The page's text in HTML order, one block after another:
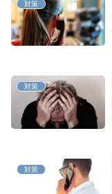
対策
対策
対策